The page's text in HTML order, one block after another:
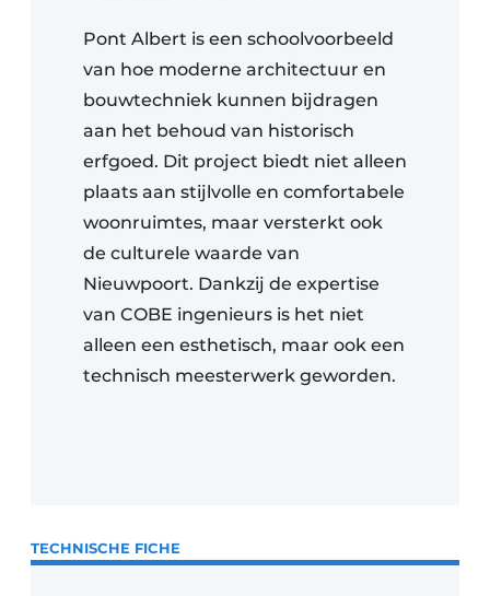
Pont Albert is een schoolvoorbeeld
van hoe moderne architectuur en
bouwtechniek kunnen bijdragen
aan het behoud van historisch
erfgoed. Dit project biedt niet alleen
plaats aan stijlvolle en comfortabele
woonruimtes, maar versterkt ook
de culturele waarde van
Nieuwpoort. Dankzij de expertise
van COBE ingenieurs is het niet
alleen een esthetisch, maar ook een
technisch meesterwerk geworden​.
TECHNISCHE FICHE